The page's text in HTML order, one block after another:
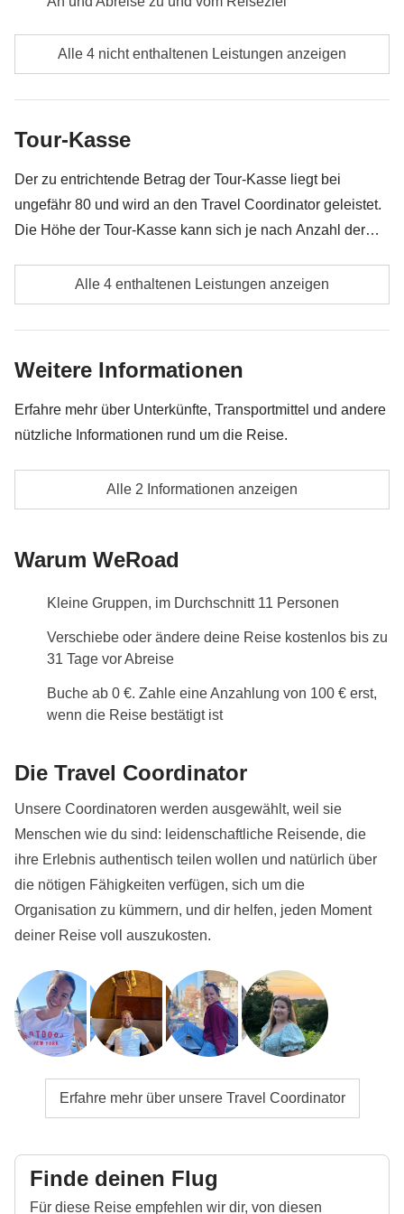
Verpflegung, wenn nicht ausdrücklich angegeben
unterbringen kannst
Alles, was nicht unter „Was ist inbegriffen“ erwähnt
Alle 4 nicht enthaltenen Leistungen anzeigen
Tour-Kasse
Der zu entrichtende Betrag der Tour-Kasse liegt bei
ungefähr 80 und wird an den Travel Coordinator geleistet.
Die Höhe der Tour-Kasse kann sich je nach Anzahl der
ändern. Das restliche Geld wird den Teilnehmern am Ende
der Reise zurückerstattet. Und keine Sorge, unsere Travel
Coordinator versuchen immer zu verhandeln!
Öffentliche Verkehrsmittel,
einzelnen Mitglieder der Gruppe einigen, sowie der
Anteil des Travel Coordinators. Aktivitäten, die über
die Tour-Kasse bezahlt werden: Sie werden von
Bedingungen gelten; WeRoad greift nicht in die
Verwaltung ein und übernimmt keine Verantwortung
Alle 4 enthaltenen Leistungen anzeigen
Weitere Informationen
Erfahre mehr über Unterkünfte, Transportmittel und andere
nützliche Informationen rund um die Reise.
Doppel- oder Mehrbettzimmer im Hotel mit eigenem
Bad
Alle Details anzeigen
Alle 2 Informationen anzeigen
Warum WeRoad
Kleine Gruppen, im Durchschnitt 11 Personen
Verschiebe oder ändere deine Reise kostenlos bis zu
31 Tage vor Abreise
Buche ab 0 €. Zahle eine Anzahlung von 100 € erst,
wenn die Reise bestätigt ist
Die Travel Coordinator
Unsere Coordinatoren werden ausgewählt, weil sie
Menschen wie du sind: leidenschaftliche Reisende, die
ihre Erlebnis authentisch teilen wollen und natürlich über
die nötigen Fähigkeiten verfügen, sich um die
Organisation zu kümmern, und dir helfen, jeden Moment
deiner Reise voll auszukosten.
Erfahre mehr über unsere Travel Coordinator
Finde deinen Flug
Für diese Reise empfehlen wir dir, von diesen